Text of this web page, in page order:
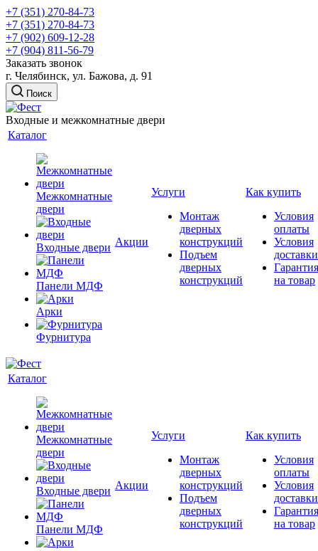
+7 (351) 270-84-73
+7 (351) 270-84-73
+7 (902) 609-12-28
+7 (904) 811-56-79
Заказать звонок
г. Челябинск, ул. Бажова, д. 91
Поиск
Входные и межкомнатные двери
Каталог
Межкомнатные
двери
Входные двери
Панели МДФ
Арки
Фурнитура
Акции
Услуги
Монтаж
дверных
конструкций
Подъем
дверных
конструкций
Как купить
Условия
оплаты
Условия
доставки
Гарантия
на товар
Каталог
Межкомнатные
двери
Входные двери
Панели МДФ
Акции
Услуги
Монтаж
дверных
конструкций
Подъем
дверных
конструкций
Как купить
Условия
оплаты
Условия
доставки
Гарантия
на товар